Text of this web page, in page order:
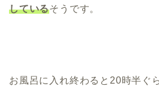
しているそうです。
お風呂に入れ終わると20時半ぐ